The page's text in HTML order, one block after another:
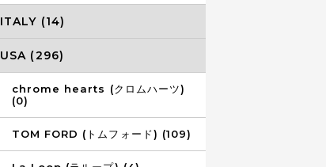
ITALY (14)
USA (296)
chrome hearts (クロムハーツ)
(0)
TOM FORD (トムフォード) (109)